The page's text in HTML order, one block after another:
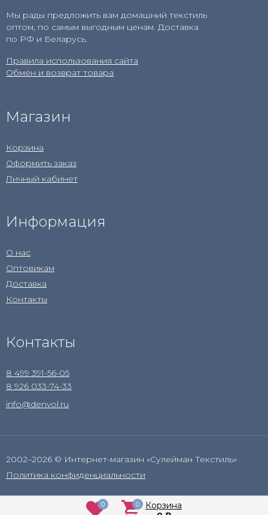
Мы рады предложить вам домашний текстиль
оптом, по самым выгодным ценам. Доставка
по РФ и Беларусь.
Правила использования сайта
Обмен и возврат товара
Магазин
Корзина
Оформить заказ
Личный кабинет
Информация
О нас
Оптовикам
Доставка
Контакты
Контакты
8 499 391-56-05
8 926 033-74-33
info@denvol.ru
2002–2026 © Интернет-магазин «Сулейман Текстиль»
Политика конфиденциальности
0 0 Корзина